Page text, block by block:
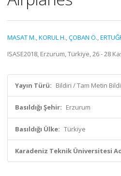
MASAT M.,KORUL H.,ÇOBAN Ö.,
ISASE2018, Erzurum, Türkiye, 26 - 28
Yayın Türü: Bildiri / Tam Metin
Basıldığı Şehir: Erzurum
Basıldığı Ülke: Türkiye
Karadeniz Teknik Üniversitesi